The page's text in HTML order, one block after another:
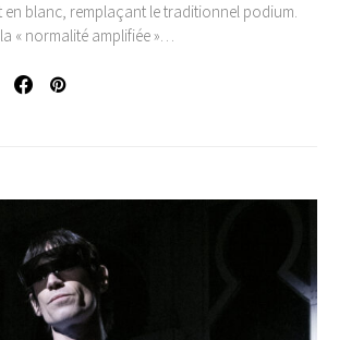
en blanc, remplaçant le traditionnel podium.
« normalité amplifiée »…